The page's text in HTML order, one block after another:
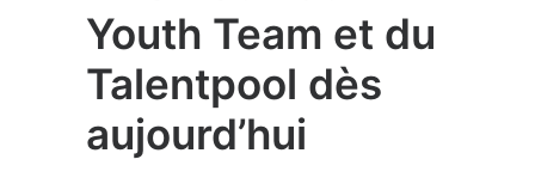
Youth Team et du
Talentpool dès
aujourd’hui